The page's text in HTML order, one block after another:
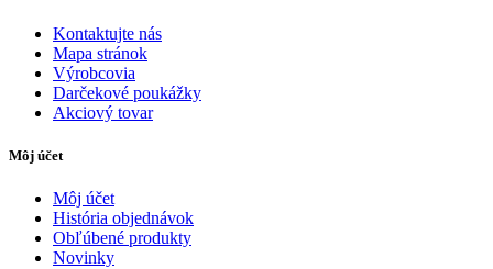
Kontaktujte nás
Mapa stránok
Výrobcovia
Darčekové poukážky
Akciový tovar
Môj účet
Môj účet
História objednávok
Obľúbené produkty
Novinky